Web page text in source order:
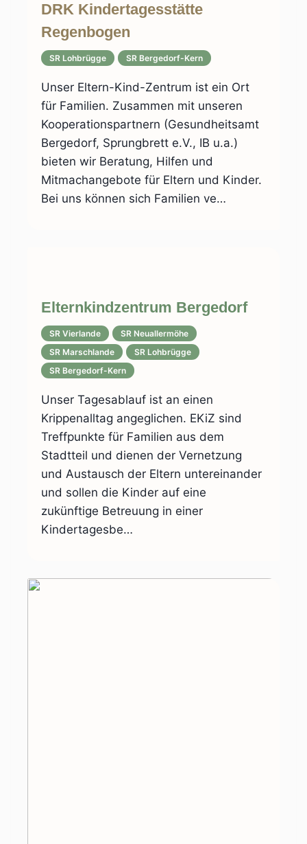
DRK Kindertagesstätte
Regenbogen
SR Lohbrügge SR Bergedorf-Kern
Unser Eltern-Kind-Zentrum ist ein Ort
für Familien. Zusammen mit unseren
Kooperationspartnern (Gesundheitsamt
Bergedorf, Sprungbrett e.V., IB u.a.)
bieten wir Beratung, Hilfen und
Mitmachangebote für Eltern und Kinder.
Bei uns können sich Familien ve…
Elternkindzentrum Bergedorf
SR Vierlande
SR Neuallermöhe
SR Marschlande
SR Lohbrügge
SR Bergedorf-Kern
Unser Tagesablauf ist an einen
Krippenalltag angeglichen. EKiZ sind
Treffpunkte für Familien aus dem
Stadtteil und dienen der Vernetzung
und Austausch der Eltern untereinander
und sollen die Kinder auf eine
zukünftige Betreuung in einer
Kindertagesbe…